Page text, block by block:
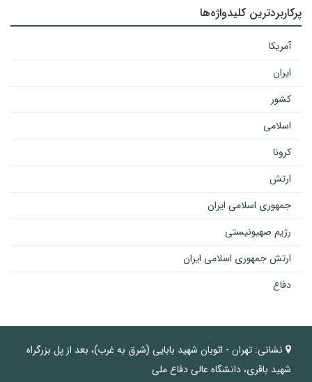
پرکاربردترین کلیدواژه‌ها
آمریکا
ایران
کشور
اسلامی
کرونا
ارتش
جمهوری اسلامی ایران
رژیم صهیونیستی
ارتش جمهوری اسلامی ایران
دفاع
نشانی: تهران - اتوبان شهید بابایی (شرق به غرب)، بعد از پل بزرگراه
شهید باقری، دانشگاه عالی دفاع ملی